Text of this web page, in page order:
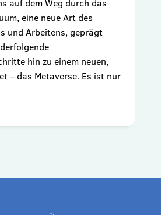
auf dem Weg durch das
eine neue Art des
und Arbeitens, geprägt
hin zu einem neuen,
– das Metaverse. Es ist nur